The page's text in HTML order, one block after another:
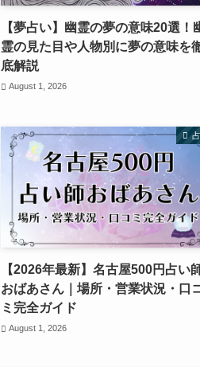
【夢占い】幽霊の夢の意味20選！
霊の見た目や人物別に夢の意味を
底解説
August 1, 2026
【2026年最新】名古屋500円占い
おばあさん｜場所・営業状況・口
ミ完全ガイド
August 1, 2026